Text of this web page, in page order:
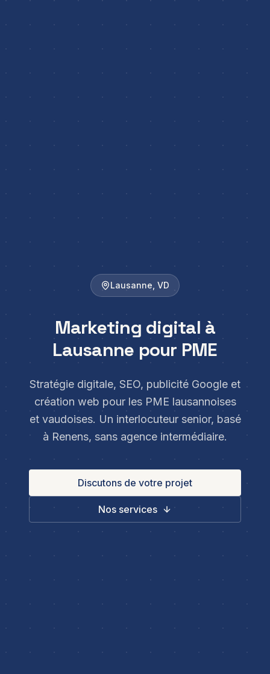
Lausanne VD
Marketing digital à
Lausanne pour PME
Stratégie digitale, SEO, publicité Google et
création web pour les PME lausannoises
et vaudoises. Un interlocuteur senior, basé
à Renens, sans agence intermédiaire.
Discutons de votre projet
Nos services